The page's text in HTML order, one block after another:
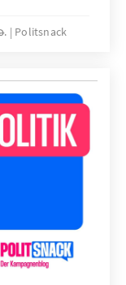
und nicht
Politsnack